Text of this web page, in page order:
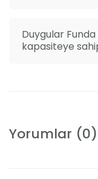
Duygular
kapasiteye
Yorumlar (0)